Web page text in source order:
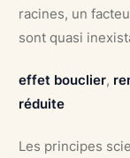
racines, un
sont quasi
effet bouclier,
réduite
Les principes